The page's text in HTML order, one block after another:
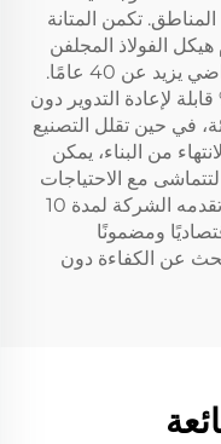
تكمن المتانة
الفولاذ المجلفن
الآفات والتعفن والنار، ويتمتّع بعمر افتراضي يزيد عن 40 عامًا.
قابلية إعادة تدوير الفولاذ (100% قابلة لإعادة التدوير دون
في حين تقلل التصنيع
بنسبة 25%. بعد الانتهاء من البناء، يمكن
مع الاحتياجات
المتغيرة. وبفضل الضمان الهيكلي الذي تقدمه الشركة لمدة 10
ومضمونًا
عن الكفاءة دون